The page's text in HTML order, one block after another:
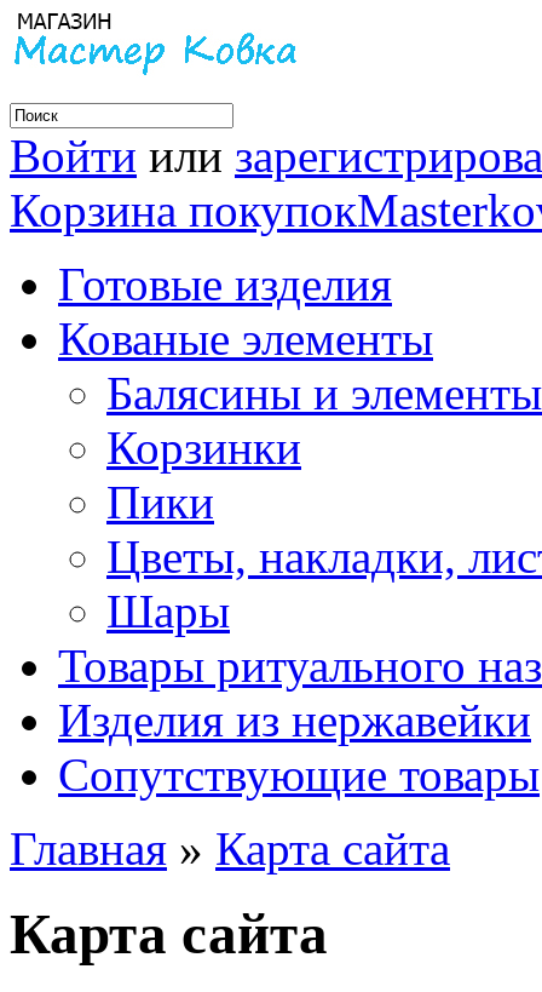
Войти или
Корзина покупок
Готовые изделия
Кованые элементы
Балясины и
Корзинки
Пики
Цветы, накладки,
Шары
Товары ритуального
Изделия из нержавейки
Сопутствующие товары
Главная » Карта сайта
Карта сайта